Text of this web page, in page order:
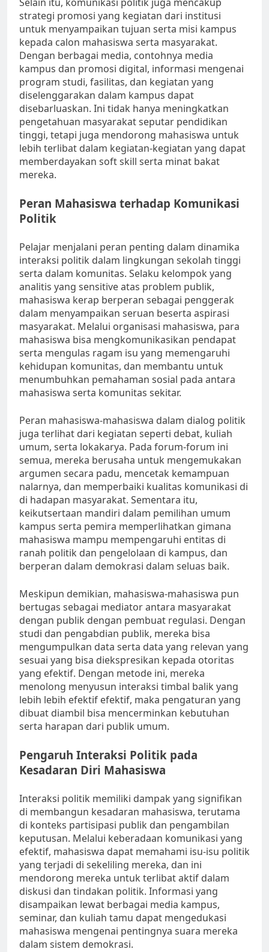
strategi promosi yang kegiatan dari institusi
untuk menyampaikan tujuan serta misi kampus
kepada calon mahasiswa serta masyarakat.
Dengan berbagai media, contohnya media
kampus dan promosi digital, informasi mengenai
program studi, fasilitas, dan kegiatan yang
diselenggarakan dalam kampus dapat
disebarluaskan. Ini tidak hanya meningkatkan
pengetahuan masyarakat seputar pendidikan
tinggi, tetapi juga mendorong mahasiswa untuk
lebih terlibat dalam kegiatan-kegiatan yang dapat
memberdayakan soft skill serta minat bakat
mereka.
Peran Mahasiswa terhadap Komunikasi
Politik
Pelajar menjalani peran penting dalam dinamika
interaksi politik dalam lingkungan sekolah tinggi
serta dalam komunitas. Selaku kelompok yang
analitis yang sensitive atas problem publik,
mahasiswa kerap berperan sebagai penggerak
dalam menyampaikan seruan beserta aspirasi
masyarakat. Melalui organisasi mahasiswa, para
mahasiswa bisa mengkomunikasikan pendapat
serta mengulas ragam isu yang memengaruhi
kehidupan komunitas, dan membantu untuk
menumbuhkan pemahaman sosial pada antara
mahasiswa serta komunitas sekitar.
Peran mahasiswa-mahasiswa dalam dialog politik
juga terlihat dari kegiatan seperti debat, kuliah
umum, serta lokakarya. Pada forum-forum ini
semua, mereka berusaha untuk mengemukakan
argumen secara padu, mencetak kemampuan
nalarnya, dan memperbaiki kualitas komunikasi di
di hadapan masyarakat. Sementara itu,
keikutsertaan mandiri dalam pemilihan umum
kampus serta pemira memperlihatkan gimana
mahasiswa mampu mempengaruhi entitas di
ranah politik dan pengelolaan di kampus, dan
berperan dalam demokrasi dalam seluas baik.
Meskipun demikian, mahasiswa-mahasiswa pun
bertugas sebagai mediator antara masyarakat
dengan publik dengan pembuat regulasi. Dengan
studi dan pengabdian publik, mereka bisa
mengumpulkan data serta data yang relevan yang
sesuai yang bisa diekspresikan kepada otoritas
yang efektif. Dengan metode ini, mereka
menolong menyusun interaksi timbal balik yang
lebih lebih efektif efektif, maka pengaturan yang
dibuat diambil bisa mencerminkan kebutuhan
serta harapan dari publik umum.
Pengaruh Interaksi Politik pada
Kesadaran Diri Mahasiswa
Interaksi politik memiliki dampak yang signifikan
di membangun kesadaran mahasiswa, terutama
di konteks partisipasi publik dan pengambilan
keputusan. Melalui keberadaan komunikasi yang
efektif, mahasiswa dapat memahami isu-isu politik
yang terjadi di sekeliling mereka, dan ini
mendorong mereka untuk terlibat aktif dalam
diskusi dan tindakan politik. Informasi yang
disampaikan lewat berbagai media kampus,
seminar, dan kuliah tamu dapat mengedukasi
mahasiswa mengenai pentingnya suara mereka
dalam sistem demokrasi.